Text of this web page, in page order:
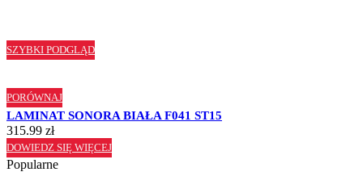
SZYBKI PODGLĄD
PORÓWNAJ
LAMINAT SONORA BIAŁA F041 ST15
315.99 zł
DOWIEDZ SIĘ WIĘCEJ
Popularne